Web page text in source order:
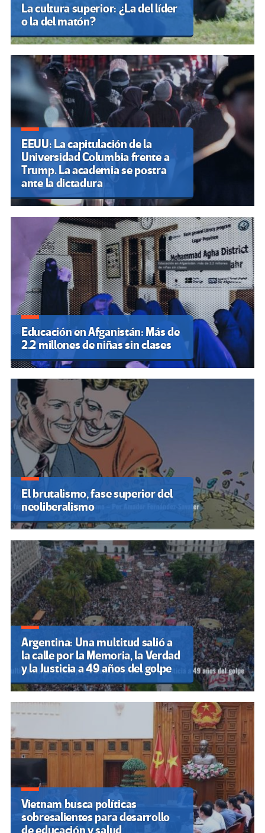
La cultura superior: ¿La del líder
o la del matón?
EEUU: La capitulación de la
Universidad Columbia frente a
Trump. La academia se postra
ante la dictadura
Educación en Afganistán: Más de
2.2 millones de niñas sin clases
El brutalismo, fase superior del
neoliberalismo
Argentina: Una multitud salió a
la calle por la Memoria, la Verdad
y la Justicia a 49 años del golpe
Vietnam busca políticas
sobresalientes para desarrollo